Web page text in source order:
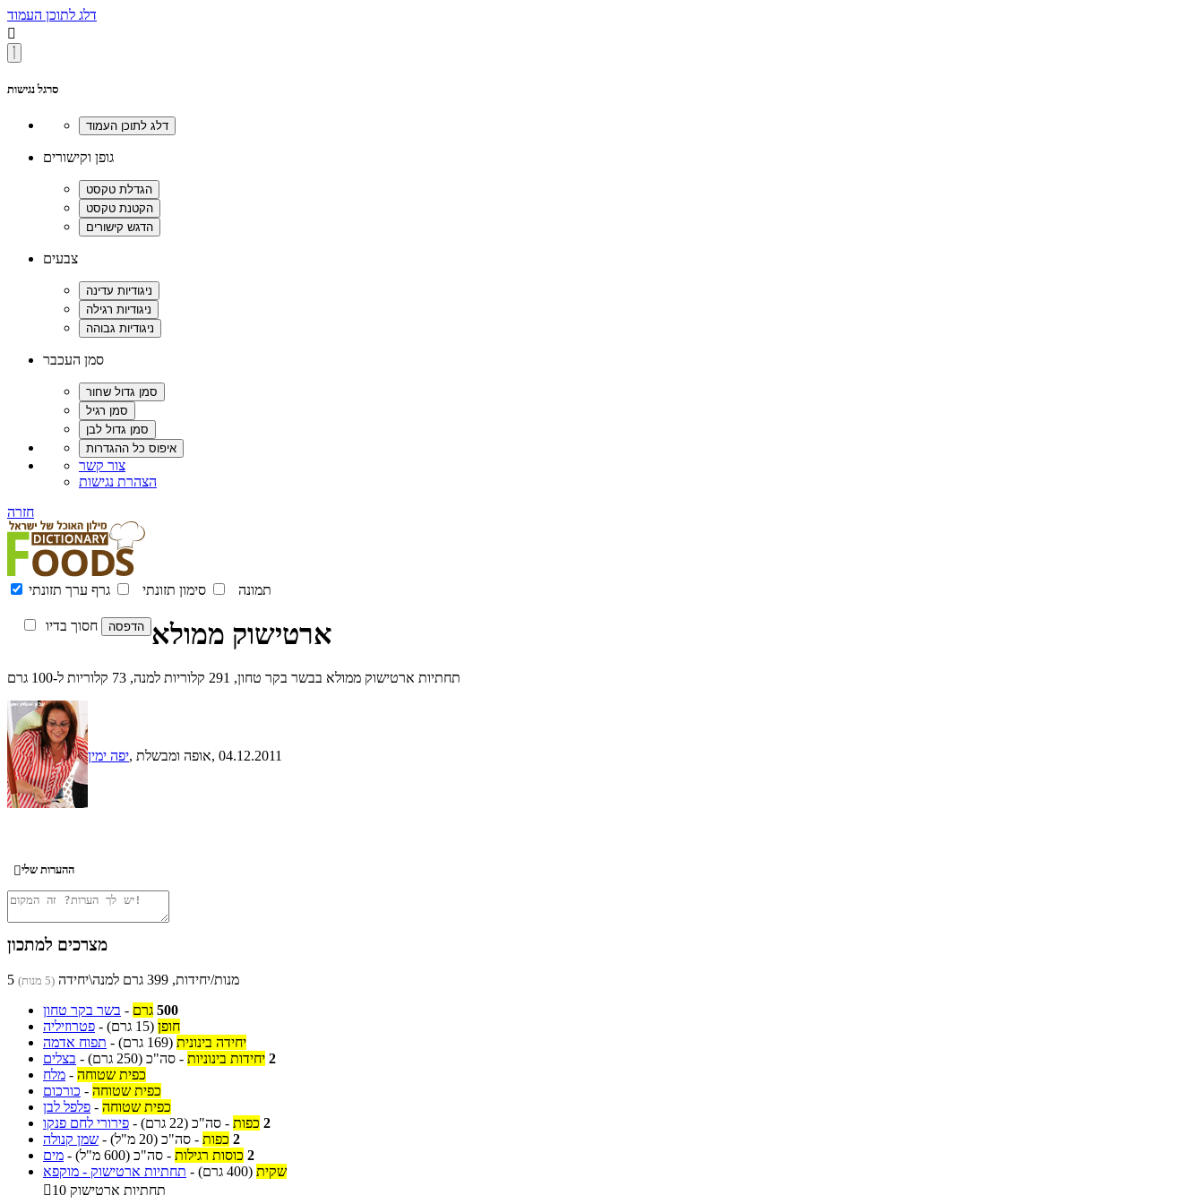
דלג לתוכן העמוד

סרגל נגישות
גופן וקישורים
צבעים
סמן העכבר
צור קשר
הצהרת נגישות
חזרה
תמונה סימון תזונתי גרף ערך תזונתי
חסוך בדיו ארטישוק ממולא
תחתיות ארטישוק ממולא בבשר בקר טחון, 291 קלוריות למנה, 73 קלוריות ל-100 גרם
יפה ימין , אופה ומבשלת, 04.12.2011
ההערות שלי
מצרכים למתכון
5 מנות/יחידות, 399 גרם למנה\יחידה (5 מנות)
בשר בקר טחון - 500 גרם
פטרוזיליה - חופן (15 גרם)
תפוח אדמה - יחידה בינונית (169 גרם)
בצלים - 2 יחידות בינוניות - סה"כ (250 גרם)
מלח - כפית שטוחה
כורכום - כפית שטוחה
פלפל לבן - כפית שטוחה
פירורי לחם פנקו - 2 כפות - סה"כ (22 גרם)
שמן קנולה - 2 כפות - סה"כ (20 מ"ל)
מים - 2 כוסות רגילות - סה"כ (600 מ"ל)
תחתיות ארטישוק - מוקפא - שקית (400 גרם)

10 תחתיות ארטישוק